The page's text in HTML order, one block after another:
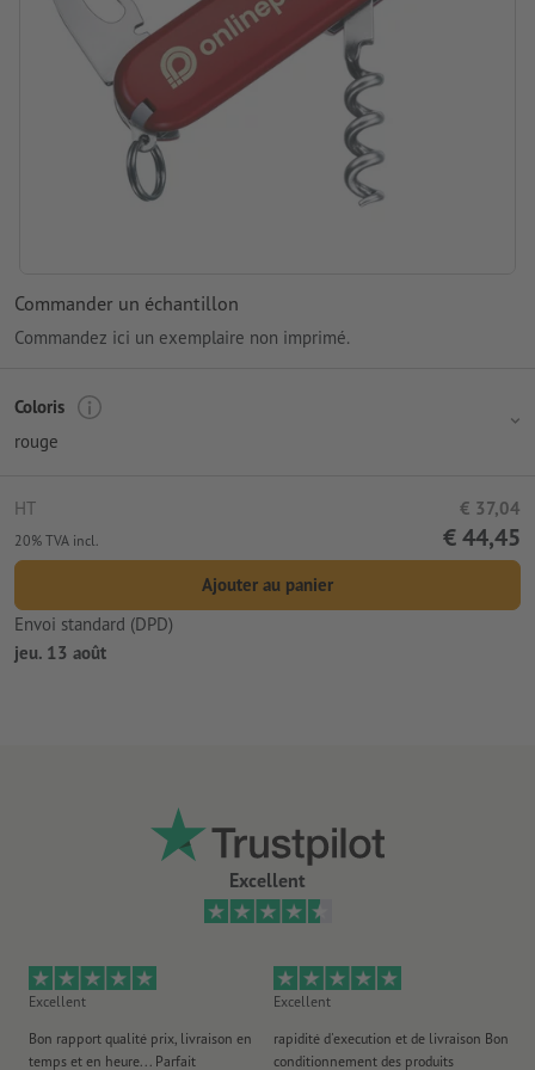
Commander un échantillon
Commandez ici un exemplaire non imprimé.
Coloris
rouge
HT € 37,04
20% TVA incl. € 44,45
Ajouter au panier
Envoi standard (DPD)
jeu. 13 août
Excellent
Excellent
Bon rapport qualité prix, livraison en
temps et en heure... Parfait
Excellent
rapidité d'execution et de livraison Bon
conditionnement des produits